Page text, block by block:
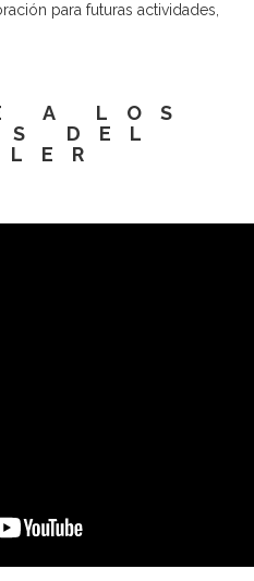
para futuras actividades,
A LOS
DEL